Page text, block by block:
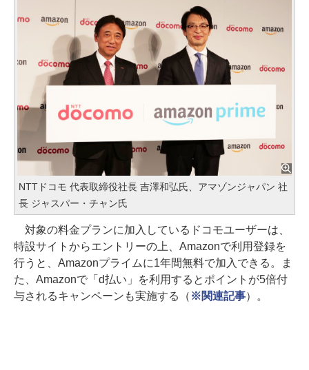
NTTドコモ 代表取締役社長 吉澤和弘氏、アマゾンジャパン 社
長 ジャスパー・チャン氏
対象の料金プランに加入しているドコモユーザーは、
特設サイトからエントリーの上、Amazonで利用登録を
行うと、Amazonプライムに1年間無料で加入できる。ま
た、Amazonで「d払い」を利用するとポイントが5倍付
与されるキャンペーンも実施する（ ※関連記事）。